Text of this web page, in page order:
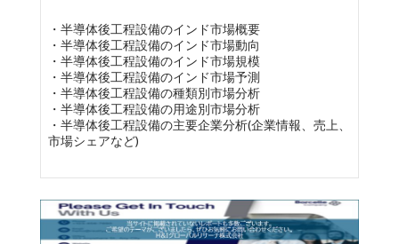
・半導体後工程設備のインド市場概要
・半導体後工程設備のインド市場動向
・半導体後工程設備のインド市場規模
・半導体後工程設備のインド市場予測
・半導体後工程設備の種類別市場分析
・半導体後工程設備の用途別市場分析
・半導体後工程設備の主要企業分析(企業情報、売上、
市場シェアなど)